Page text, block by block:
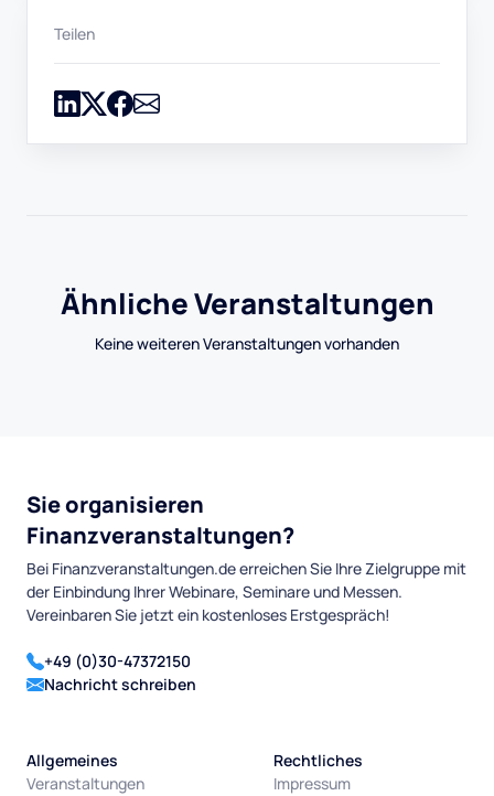
Teilen
Ähnliche Veranstaltungen
Keine weiteren Veranstaltungen vorhanden
Sie organisieren
Finanzveranstaltungen?
Bei Finanzveranstaltungen.de erreichen Sie Ihre Zielgruppe mit
der Einbindung Ihrer Webinare, Seminare und Messen.
Vereinbaren Sie jetzt ein kostenloses Erstgespräch!
+49 (0)30-47372150
Nachricht schreiben
Allgemeines
Veranstaltungen
Rechtliches
Impressum